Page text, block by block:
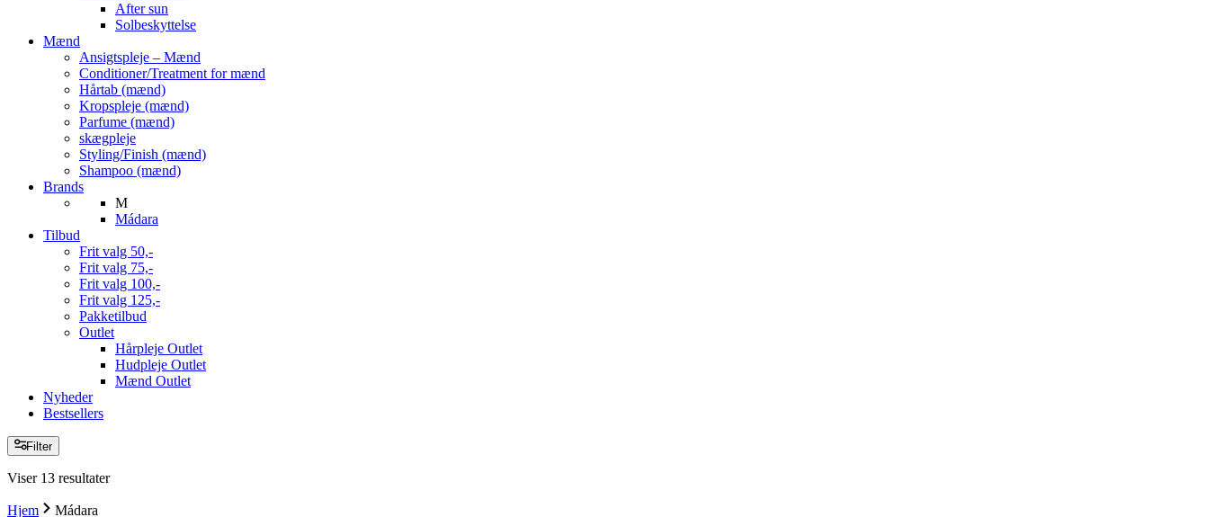
After sun
Solbeskyttelse
Mænd
Ansigtspleje – Mænd
Conditioner/Treatment for mænd
Hårtab (mænd)
Kropspleje (mænd)
Parfume (mænd)
skægpleje
Styling/Finish (mænd)
Shampoo (mænd)
Brands
M
Mádara
Tilbud
Frit valg 50,-
Frit valg 75,-
Frit valg 100,-
Frit valg 125,-
Pakketilbud
Outlet
Hårpleje Outlet
Hudpleje Outlet
Mænd Outlet
Nyheder
Bestsellers
Filter
Viser 13 resultater
Hjem Mádara